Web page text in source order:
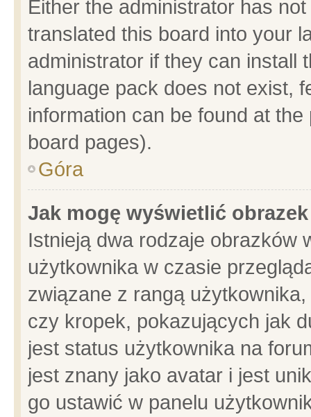
Either the administrator has
translated this board into your
administrator if they can install
language pack does not exist,
information can be found at
board pages).
Góra
Jak mogę wyświetlić
Istnieją dwa rodzaje obrazków
użytkownika w czasie
związane z rangą
czy kropek, pokazujących jak
jest status użytkownika na
jest znany jako avatar i jest
go ustawić w panelu